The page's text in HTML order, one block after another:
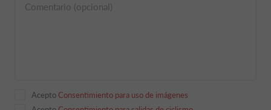
Comentario (opcional)
Acepto Consentimiento para uso de imágenes